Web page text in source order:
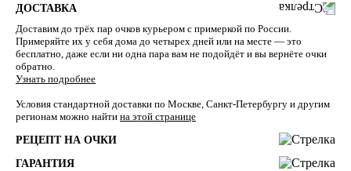
ДОСТАВКА
Доставим до трёх пар очков курьером с примеркой по России.
Примеряйте их у себя дома до четырех дней или на месте — это
бесплатно, даже если ни одна пара вам не подойдёт и вы вернёте очки
обратно.
Узнать подробнее
Условия стандартной доставки по Москве, Санкт-Петербургу и другим
регионам можно найти на этой странице
РЕЦЕПТ НА ОЧКИ
ГАРАНТИЯ